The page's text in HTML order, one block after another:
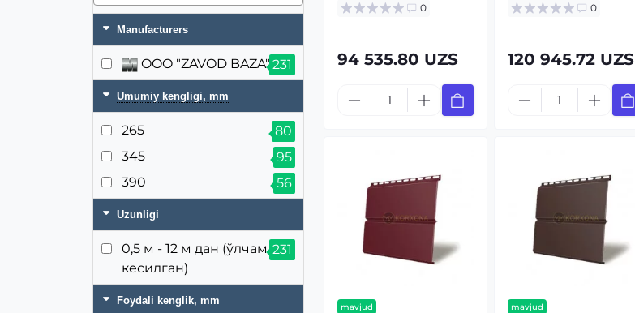
Manufacturers
OOO "ZAVOD BAZA" 231
Umumiy kengligi, mm
265
80
345
95
390
56
Uzunligi
0,5 м - 12 м дан (ўлчамда
кесилган)
231
Foydali kenglik, mm
0
94 535.80 UZS
0
120 945.72 UZS
mavjud mavjud